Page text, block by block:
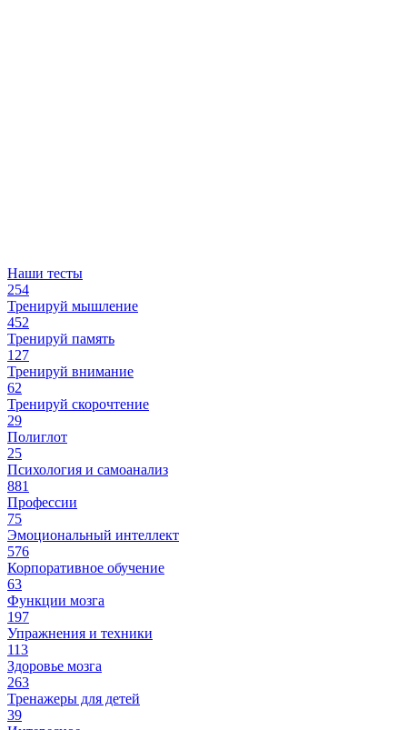
Наши тесты
254
Тренируй мышление
452
Тренируй память
127
Тренируй внимание
62
Тренируй скорочтение
29
Полиглот
25
Психология и самоанализ
881
Профессии
75
Эмоциональный интеллект
576
Корпоративное обучение
63
Функции мозга
197
Упражнения и техники
113
Здоровье мозга
263
Тренажеры для детей
39